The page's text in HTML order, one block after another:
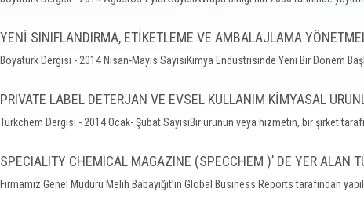
YENİ SINIFLANDIRMA, ETİKETLEME VE AMBALAJLAMA
Boyatürk Dergisi - 2014 Nisan-Mayıs SayısıKimya Endüstrisinde Yeni Bir Dönem
PRIVATE LABEL DETERJAN VE EVSEL KULLANIM KİMYASAL
Turkchem Dergisi - 2014 Ocak- Şubat SayısıBir ürünün veya hizmetin, bir şirket
SPECIALITY CHEMICAL MAGAZINE (SPECCHEM )’ DE YER ALAN
Firmamız Genel Müdürü Melih Babayiğit’in Global Business Reports tarafından